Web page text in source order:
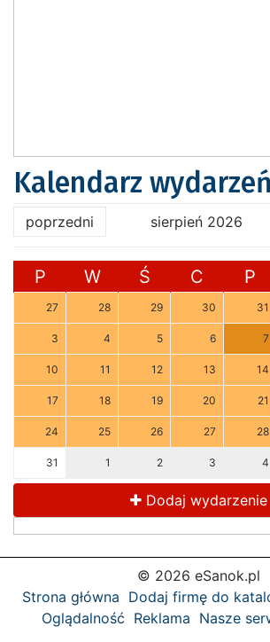
Kalendarz wydarzeń
poprzedni sierpień 2026
P W Ś C P
27 28 29 30 31
3 4 5 6 7
10 11 12 13 14
17 18 19 20 21
24 25 26 27 28
31 1 2 3 4
Dodaj wydarzenie
© 2026 eSanok.pl
Strona główna Dodaj firmę do
Oglądalność Reklama Nasze